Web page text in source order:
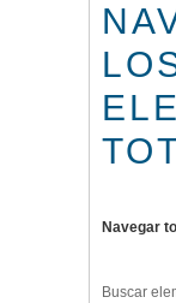
Navegar
Buscar